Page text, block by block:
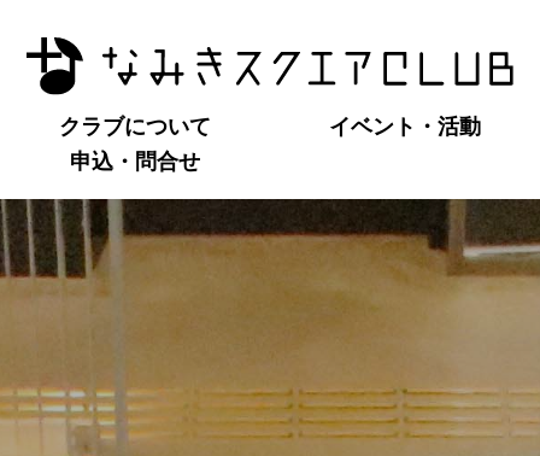
クラブについて
イベント・活動
申込・問合せ